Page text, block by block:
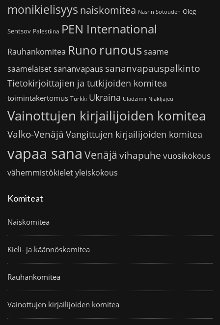
monikielisyys naiskomitea Nasrin Sotoudeh Oleg
Sentsov Palestiina PEN International
Rauhankomitea Runo runoussaame
saamelaiset sananvapaus sananvapauspalkinto
Tietokirjoittajien ja tutkijoiden komitea
toimintakertomus Turkki Ukraina Uladzimir Njakljajeu
Vainottujen kirjailijoiden komitea
Valko-Venäjä Vangittujen kirjailijoiden komitea
vapaa sana Venäjä vihapuhe vuosikokous
vähemmistökieletyleiskokous
Komiteat
Naiskomitea
Kieli- ja käännöskomitea
Rauhankomitea
Vainottujen kirjailijoiden komitea